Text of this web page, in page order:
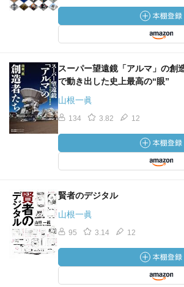
スーパー望遠鏡「アルマ」の創
で動き出した史上最高の“眼”
山根一眞
134 3.82 12
賢者のデジタル
山根一眞
95 3.14 12